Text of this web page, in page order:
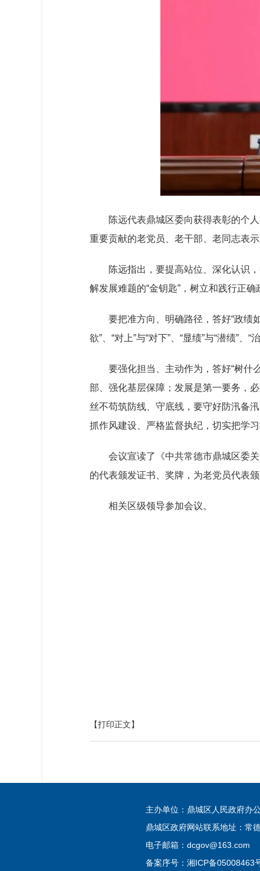
陈远代表鼎城区委向获得表彰的个
重要贡献的老党员、老干部、老同志表
陈远指出，要提高站位、深化认识
解发展难题的“金钥匙”，树立和践行正
要把准方向、明确路径，答好“政绩
欲”、“对上”与“对下”、“显绩”与“潜绩”、
要强化担当、主动作为，答好“树什
部、强化基层保障；发展是第一要务，
丝不苟筑防线、守底线，要守好防汛备
抓作风建设、严格监督执纪，切实把学
会议宣读了《中共常德市鼎城区委
的代表颁发证书、奖牌，为老党员代表颁
相关区级领导参加会议。
【打印正文】
主办单位：鼎城区人民政府
鼎城区政府网站联系地址：
电子邮箱：
备案序号： 湘ICP备05008463